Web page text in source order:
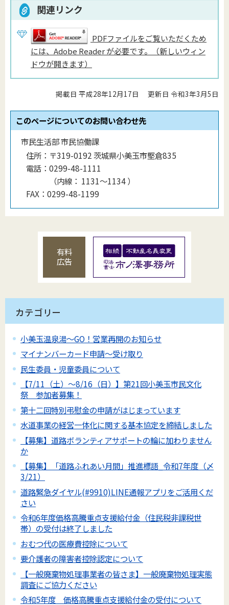
関連リンク
PDFファイルをご覧いただくため
には、Adobe Reader が必要です。（新しいウィン
ドウが開きます）
掲載日 平成28年12月17日 更新日 令和3年3月5日
このページについてのお問い合わせ先
市民生活部 市民協働課
住所： 〒319-0192 茨城県小美玉市堅倉835
電話： 0299-48-1111
（内線 ： 1131〜1134）
FAX： 0299-48-1199
有料
広告
カテゴリー
小美玉温泉湯～GO！営業再開のお知らせ
マイナンバーカード申請～受け取り
民生委員・児童委員について
【7/11（土）～8/16（日）】第21回小美玉市民文化
祭 参加者募集！
第十二回特別弔慰金の申請がはじまっています
水道事業の経営一体化に関する基本協定を締結しました
【募集】道路ボランティアサポートの輪に加わりません
か
【募集】「道路ふれあい月間」推進標語_令和7年度（〆
3/21）
道路緊急ダイヤル(#9910)LINE通報アプリをご活用くだ
さい
令和6年度価格高騰重点支援給付金（住民税非課税世
帯）の受付は終了しました
おむつ代の医療費控除について
要介護者の障害者控除認定について
【一般廃棄物処理事業者の皆さま】一般廃棄物処理実態
調査にご協力ください
令和5年度 価格高騰重点支援給付金の受付について